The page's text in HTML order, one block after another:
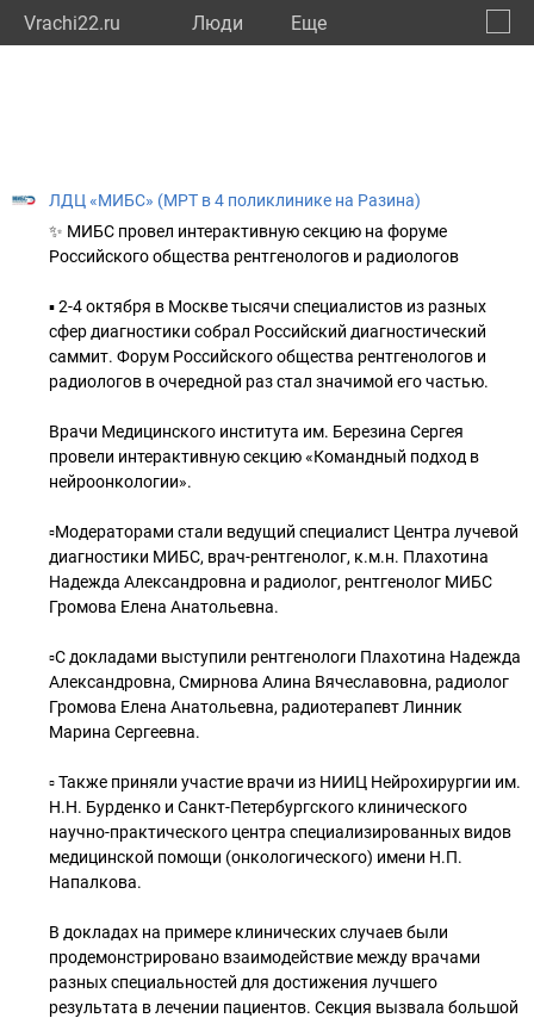
Vrachi22.ru Люди Eще
ЛДЦ «МИБС» (МРТ в 4 поликлинике на Разина)
✨ МИБС провел интерактивную секцию на форуме
Российского общества рентгенологов и радиологов
▪️ 2-4 октября в Москве тысячи специалистов из разных
сфер диагностики собрал Российский диагностический
саммит. Форум Российского общества рентгенологов и
радиологов в очередной раз стал значимой его частью.
Врачи Медицинского института им. Березина Сергея
провели интерактивную секцию «Командный подход в
нейроонкологии».
▫️Модераторами стали ведущий специалист Центра лучевой
диагностики МИБС, врач-рентгенолог, к.м.н. Плахотина
Надежда Александровна и радиолог, рентгенолог МИБС
Громова Елена Анатольевна.
▫️С докладами выступили рентгенологи Плахотина Надежда
Александровна, Смирнова Алина Вячеславовна, радиолог
Громова Елена Анатольевна, радиотерапевт Линник
Марина Сергеевна.
▫️ Также приняли участие врачи из НИИЦ Нейрохирургии им.
Н.Н. Бурденко и Санкт-Петербургского клинического
научно-практического центра специализированных видов
медицинской помощи (онкологического) имени Н.П.
Напалкова.
В докладах на примере клинических случаев были
продемонстрировано взаимодействие между врачами
разных специальностей для достижения лучшего
результата в лечении пациентов. Секция вызвала большой